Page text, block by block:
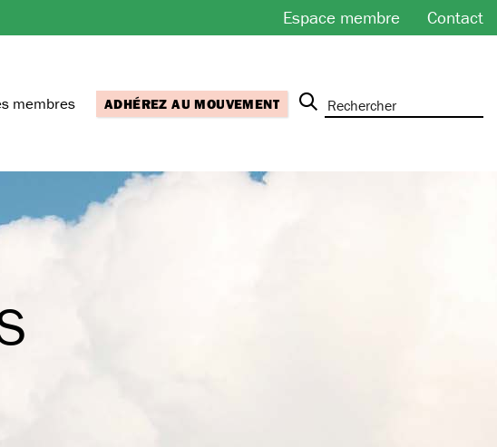
Espace membre Contact
membres ADHÉREZ AU MOUVEMENT